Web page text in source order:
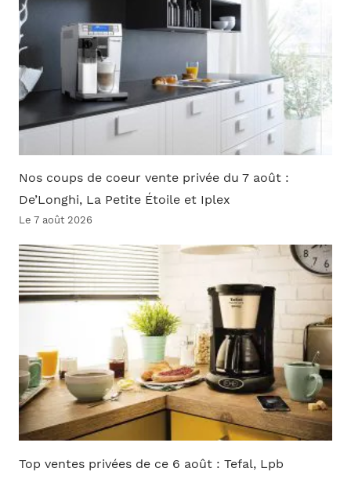
Nos coups de coeur vente privée du 7 août :
De’Longhi, La Petite Étoile et Iplex
Le 7 août 2026
Top ventes privées de ce 6 août : Tefal, Lpb